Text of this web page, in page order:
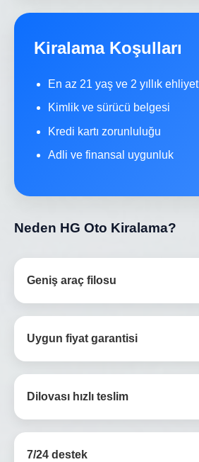
Kiralama Koşulları
En az 21 yaş ve 2 yıllık ehliyet
Kimlik ve sürücü belgesi
Kredi kartı zorunluluğu
Adli ve finansal uygunluk
Neden HG Oto Kiralama?
Geniş araç filosu
Uygun fiyat garantisi
Dilovası hızlı teslim
7/24 destek